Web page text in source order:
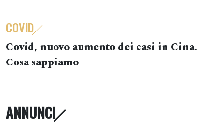
COVID
Covid, nuovo aumento dei casi in Cina.
Cosa sappiamo
ANNUNCI